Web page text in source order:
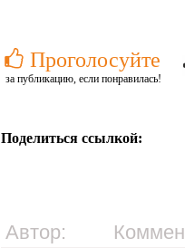
Проголосуйте
за публикацию, если понравилась!
Поделиться ссылкой:
Автор: